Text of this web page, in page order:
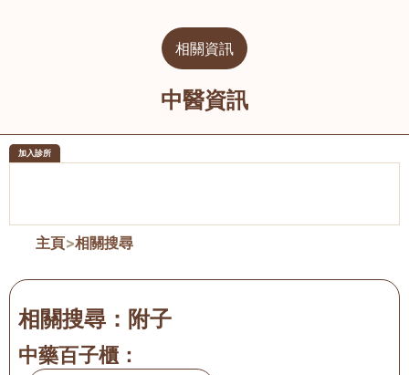
相關資訊
中醫資訊
加入診所
主頁>相關搜尋
相關搜尋： 附子
中藥百子櫃：